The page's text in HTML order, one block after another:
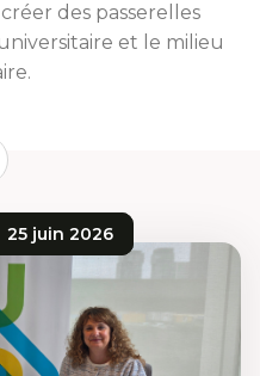
des passerelles
et le milieu
25 juin 2026